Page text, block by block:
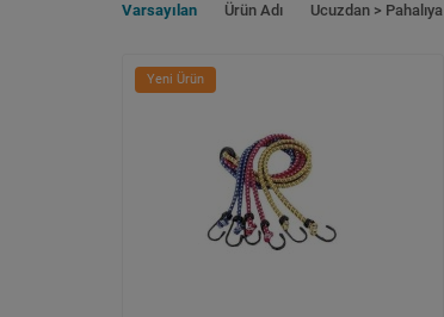
Varsayılan Ürün Adı Ucuzdan > Pahalıya
Yeni Ürün